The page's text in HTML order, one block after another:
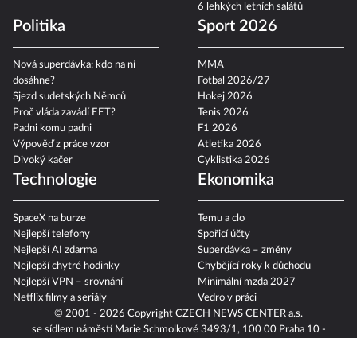
© 2001 - 2026 Copyright CZECH NEWS CENTER a.s.
se sídlem náměstí Marie Schmolkové 3493/1, 100 00 Praha 10 -
6 lehkých letních salátů
Politika
Nová superdávka: kdo na ní
dosáhne?
Sjezd sudetských Němců
Proč vláda zavádí EET?
Padni komu padni
Výpověď z práce vzor
Divoký kačer
Sport 2026
MMA
Fotbal 2026/27
Hokej 2026
Tenis 2026
F1 2026
Atletika 2026
Cyklistika 2026
Technologie
SpaceX na burze
Nejlepší telefony
Nejlepší AI zdarma
Nejlepší chytré hodinky
Nejlepší VPN – srovnání
Netflix filmy a seriály
Ekonomika
Temu a clo
Spořicí účty
Superdávka – změny
Chybějící roky k důchodu
Minimální mzda 2027
Vedro v práci